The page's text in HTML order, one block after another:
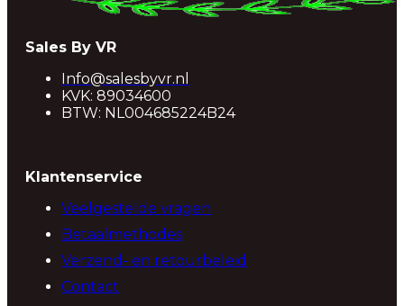
Sales By VR
Info@salesbyvr.nl
KVK: 89034600
BTW: NL004685224B24
Klantenservice
Veelgestelde vragen
Betaalmethodes
Verzend- en retourbeleid
Contact